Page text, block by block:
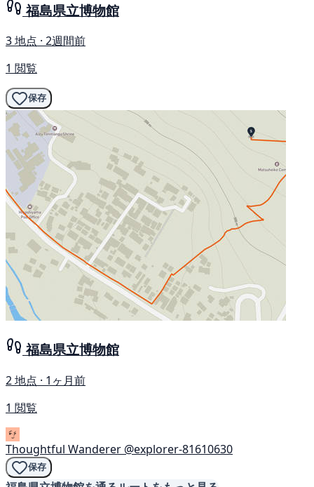
福島県立博物館
3 地点 · 2週間前
1 閲覧
保存
福島県立博物館
2 地点 · 1ヶ月前
1 閲覧
Thoughtful Wanderer @explorer-81610630
保存